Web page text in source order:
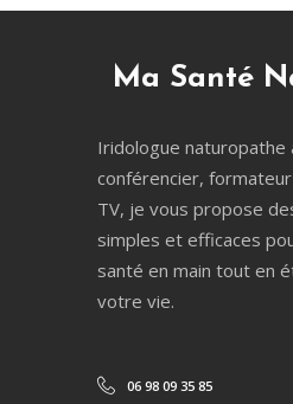
Ma Santé
Iridologue naturopathe
conférencier,
TV, je vous propose
simples et efficaces
santé en main tout en
votre vie.
06 98 09 35 85